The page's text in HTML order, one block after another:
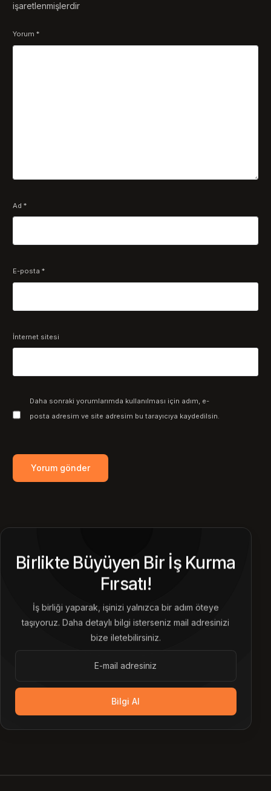
işaretlenmişlerdir
Yorum*
Ad*
E-posta*
İnternet sitesi
Daha sonraki yorumlarımda kullanılması için adım, e-
posta adresim ve site adresim bu tarayıcıya kaydedilsin.
Birlikte Büyüyen Bir İş Kurma
Fırsatı!
İş birliği yaparak, işinizi yalnızca bir adım öteye
taşıyoruz. Daha detaylı bilgi isterseniz mail adresinizi
bize iletebilirsiniz.
Bilgi Al